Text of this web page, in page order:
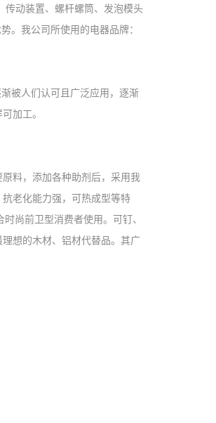
传动装置、螺杆螺筒、发泡模头
。我公司所使用的电器品牌：
被人们认可且广泛应用，逐渐
加工。
料，添加各种助剂后，采用我
老化能力强，可热成型等特
尚前卫型消费者使用。可钉、
想的木材、铝材代替品。其广